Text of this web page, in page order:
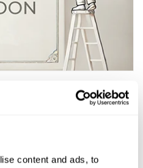
content and ads, to